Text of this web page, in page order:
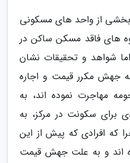
بخشی از واحد های مسکونی
های فاقد مسکن ساکن در
شواهد و تحقیقات نشان
جهش مکرر قیمت و اجاره
مهاجرت نموده اند، به
سکونت در مرکز، به
که افرادی که پیش از این
اند و به علت جهش قیمت